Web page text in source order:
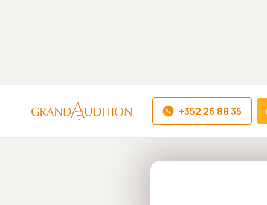
Découvrez notre centre auditif GrandAudition au
+352 26 88 35
Accueil Les lunettes auditives 4,7/5